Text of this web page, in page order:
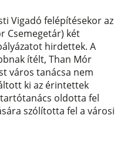
Vigadó felépítésekor az
Csemegetár) két
hirdettek. A
ítélt, Than Mór
város tanácsa nem
ki az érintettek
oldotta fel
szólította fel a városi